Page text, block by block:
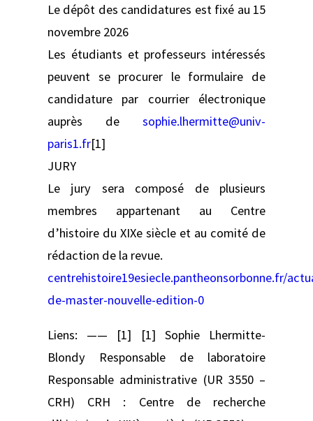
Le dépôt des candidatures est fixé au 15
novembre 2026
Les étudiants et professeurs intéressés
peuvent se procurer le formulaire de
candidature par courrier électronique
auprès de sophie.lhermitte@univ-
paris1.fr[1]
JURY
Le jury sera composé de plusieurs
membres appartenant au Centre
d’histoire du XIXe siècle et au comité de
rédaction de la revue.
centrehistoire19esiecle.pantheonsorbonne.fr/
de-master-nouvelle-edition-0
Liens: —— [1] [1] Sophie Lhermitte-
Blondy Responsable de laboratoire
Responsable administrative (UR 3550 –
CRH) CRH : Centre de recherche